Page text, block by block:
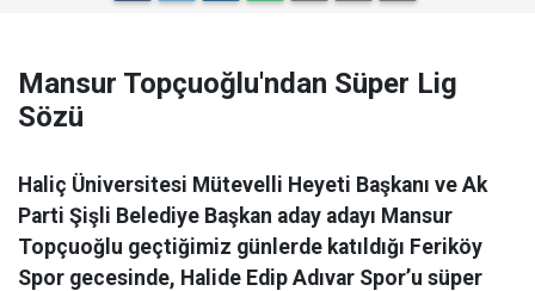
Mansur Topçuoğlu'ndan Süper Lig
Sözü
Haliç Üniversitesi Mütevelli Heyeti Başkanı ve Ak
Parti Şişli Belediye Başkan aday adayı Mansur
Topçuoğlu geçtiğimiz günlerde katıldığı Feriköy
Spor gecesinde, Halide Edip Adıvar Spor’u süper